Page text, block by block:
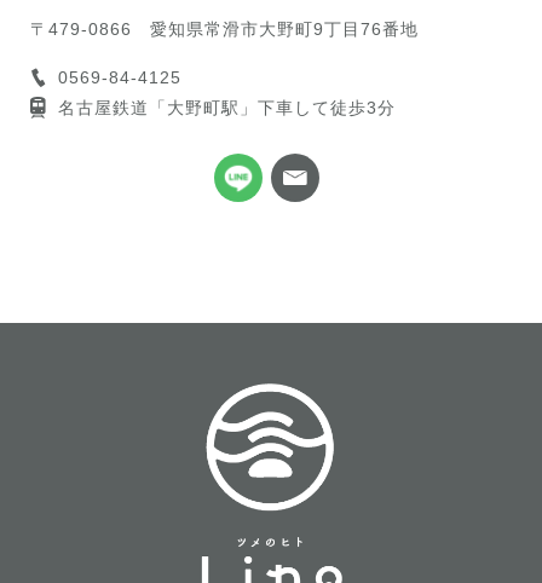
〒479-0866 愛知県常滑市大野町9丁目76番地
0569-84-4125
名古屋鉄道「大野町駅」下車して徒歩3分